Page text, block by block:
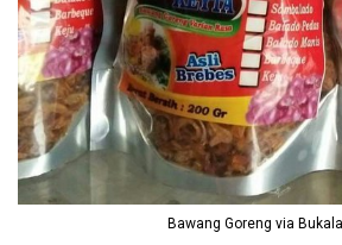
Bawang Goreng via